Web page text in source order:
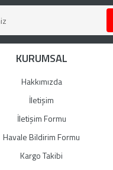
bozuk veya görüntülenemiyor.
eksik bilgiler bulunuyor.
hatalar bulunuyor.
sitelerden daha pahalı.
Gönder
KURUMSAL
Hakkımızda
İletişim
İletişim Formu
Havale Bildirim Formu
Kargo Takibi